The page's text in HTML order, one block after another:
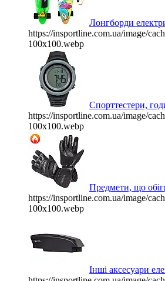
Лонгборди
https://insportline.com.ua/image/
100x100.webp
Спорттестери,
https://insportline.com.ua/image/
100x100.webp
Предмети, що
https://insportline.com.ua/image/
100x100.webp
Інші аксесуари